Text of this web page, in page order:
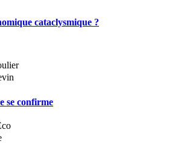
cataclysmique ?
se confirme